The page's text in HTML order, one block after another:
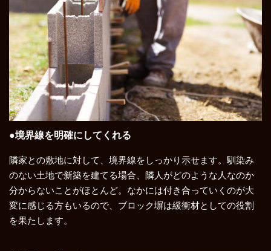
●境界線を明確にしてくれる
隣家との敷地に対して、境界線をしっかり示せます。馴染み
のない土地で新築を建てる場合、隣人がどのような人なのか
分からないことがほとんど。なかには付き合っていくのが大
変に感じる方もいるので、ブロック塀は緩衝材としての役割
を果たします。